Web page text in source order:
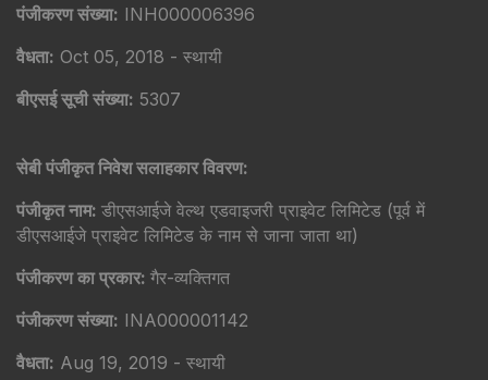
पंजीकरण संख्या: INH000006396
वैधता: Oct 05, 2018 - स्थायी
बीएसई सूची संख्या: 5307
सेबी पंजीकृत निवेश सलाहकार विवरण:
पंजीकृत नाम: डीएसआईजे वेल्थ एडवाइजरी प्राइवेट लिमिटेड (पूर्व में
डीएसआईजे प्राइवेट लिमिटेड के नाम से जाना जाता था)
पंजीकरण का प्रकार: गैर-व्यक्तिगत
पंजीकरण संख्या: INA000001142
वैधता: Aug 19, 2019 - स्थायी